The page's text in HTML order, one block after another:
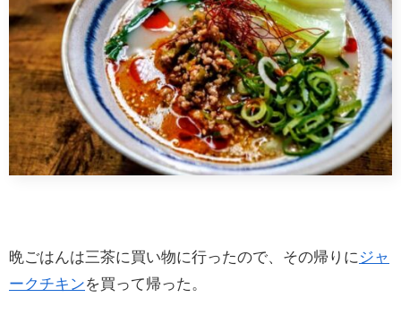
晩ごはんは三茶に買い物に行ったので、その帰りにジャ
ークチキンを買って帰った。